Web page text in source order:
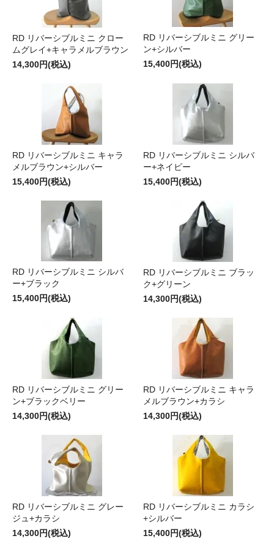
RD リバーシブルミニ クロー
ムグレイ+キャラメルブラウン
14,300円(税込)
RD リバーシブルミニ グリー
ン+シルバー
15,400円(税込)
RD リバーシブルミニ キャラ
メルブラウン+シルバー
15,400円(税込)
RD リバーシブルミニ シルバ
ー+ネイビー
15,400円(税込)
RD リバーシブルミニ シルバ
ー+ブラック
15,400円(税込)
RD リバーシブルミニ ブラッ
ク+グリーン
14,300円(税込)
RD リバーシブルミニ グリー
ン+ブラックベリー
14,300円(税込)
RD リバーシブルミニ キャラ
メルブラウン+カラシ
14,300円(税込)
RD リバーシブルミニ グレー
ジュ+カラシ
14,300円(税込)
RD リバーシブルミニ カラシ
+シルバー
15,400円(税込)